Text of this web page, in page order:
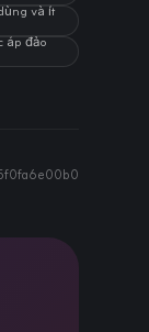
và ít
áp đảo